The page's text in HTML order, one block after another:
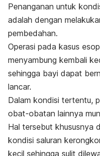
Penanganan untuk
adalah dengan
pembedahan.
Operasi pada kasus
menyambung kembali
sehingga bayi dapat
lancar.
Dalam kondisi tertentu,
obat-obatan lainnya
Hal tersebut khususnya
kondisi saluran
kecil sehingga sulit